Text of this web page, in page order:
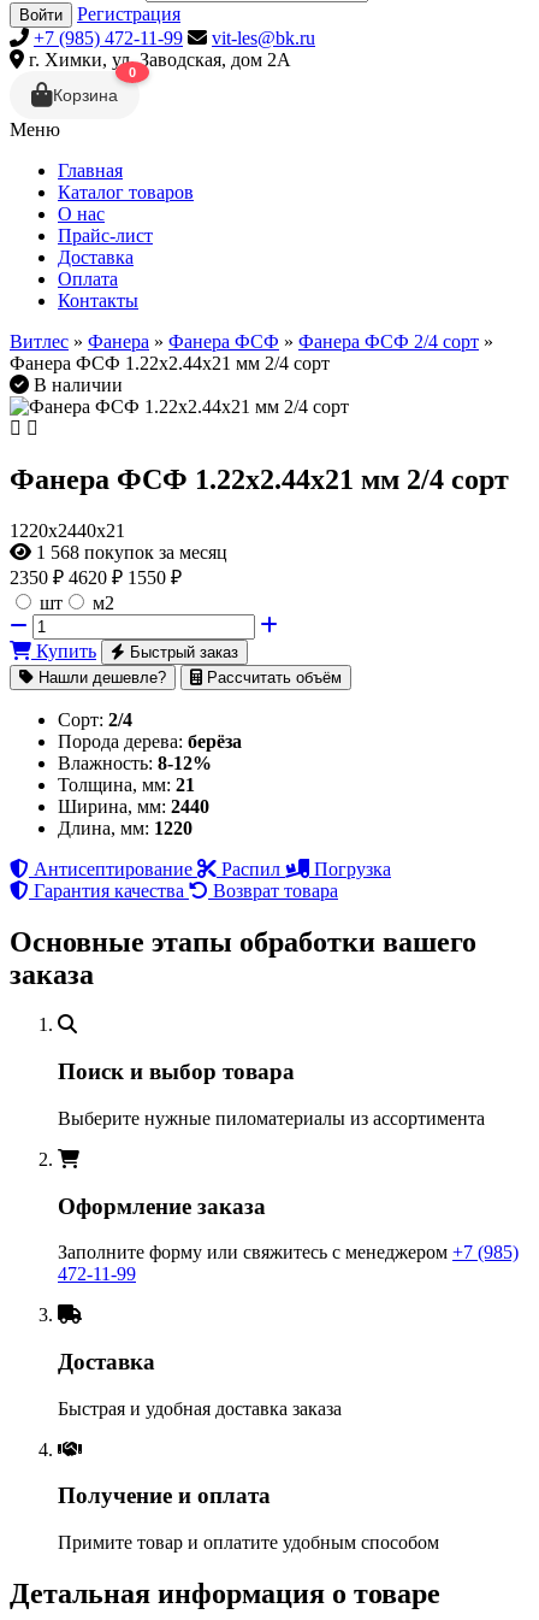
Войти
Регистрация
+7 (985) 472-11-99
vit-les@bk.ru
г. Химки, ул. Заводская, дом 2А
Корзина
0
Меню
Главная
Каталог товаров
О нас
Прайс-лист
Доставка
Оплата
Контакты
Витлес » Фанера » Фанера ФСФ » Фанера ФСФ 2/4 сорт »
Фанера ФСФ 1.22х2.44х21 мм 2/4 сорт
В наличии
Фанера ФСФ 1.22х2.44х21 мм 2/4 сорт
1220х2440х21
1 568 покупок за месяц
2350 ₽ 4620 ₽ 1550 ₽
шт
м2
Купить
Быстрый заказ
Нашли дешевле?
Рассчитать объём
Сорт: 2/4
Порода дерева: берёза
Влажность: 8-12%
Толщина, мм: 21
Ширина, мм: 2440
Длина, мм: 1220
Антисептирование
Распил
Погрузка
Гарантия качества
Возврат товара
Основные этапы обработки вашего
заказа
Поиск и выбор товара
Выберите нужные пиломатериалы из ассортимента
Оформление заказа
Заполните форму или свяжитесь с менеджером +7 (985)
472-11-99
Доставка
Быстрая и удобная доставка заказа
Получение и оплата
Примите товар и оплатите удобным способом
Детальная информация о товаре